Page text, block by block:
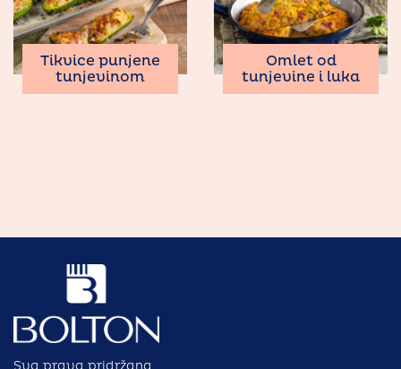
Tikvice punjene
tunjevinom
Omlet od
tunjevine i luka
Sva prava pridržana